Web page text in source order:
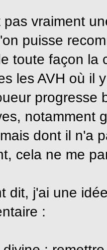
pas vraiment
puisse
toute façon la
les AVH où il
progresse
notamment
dont il n'a
cela ne me
dit, j'ai une
: